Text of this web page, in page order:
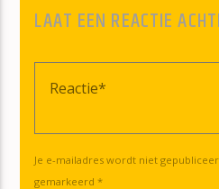
LAAT EEN REACTIE
Je e-mailadres wordt niet
gemarkeerd *